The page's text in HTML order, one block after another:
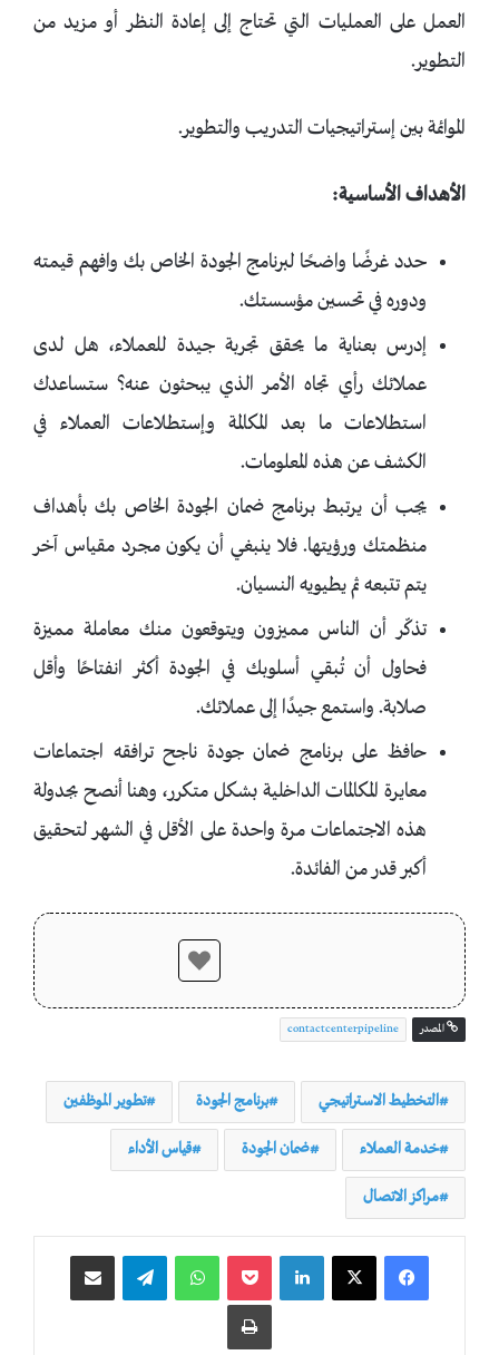
العمل على العمليات التي تحتاج إلى إعادة النظر أو مزيد من
التطوير.
الموائمة بين إستراتيجيات التدريب والتطوير.
الأهداف الأساسية:
حدد غرضًا واضحًا لبرنامج الجودة الخاص بك وافهم قيمته
ودوره في تحسين مؤسستك.
إدرس بعناية ما يحقق تجربة جيدة للعملاء، هل لدى
عملائك رأي تجاه الأمر الذي يبحثون عنه؟ ستساعدك
استطلاعات ما بعد المكالمة وإستطلاعات العملاء في
الكشف عن هذه المعلومات.
يجب أن يرتبط برنامج ضمان الجودة الخاص بك بأهداف
منظمتك ورؤيتها. فلا ينبغي أن يكون مجرد مقياس آخر
يتم تتبعه ثم يطيويه النسيان.
تذكّر أن الناس مميزون ويتوقعون منك معاملة مميزة
فحاول أن تُبقي أسلوبك في الجودة أكثر انفتاحًا وأقل
صلابة. واستمع جيدًا إلى عملائك.
حافظ على برنامج ضمان جودة ناجح ترافقه اجتماعات
معايرة المكالمات الداخلية بشكل متكرر، وهنا أنصح بجدولة
هذه الاجتماعات مرة واحدة على الأقل في الشهر لتحقيق
أكبر قدر من الفائدة.
المصدر contactcenterpipeline
التخطيط الاستراتيجي برنامج الجودة تطوير الموظفين
خدمة العملاء ضمان الجودة قياس الأداء
مراكز الاتصال
واتساب